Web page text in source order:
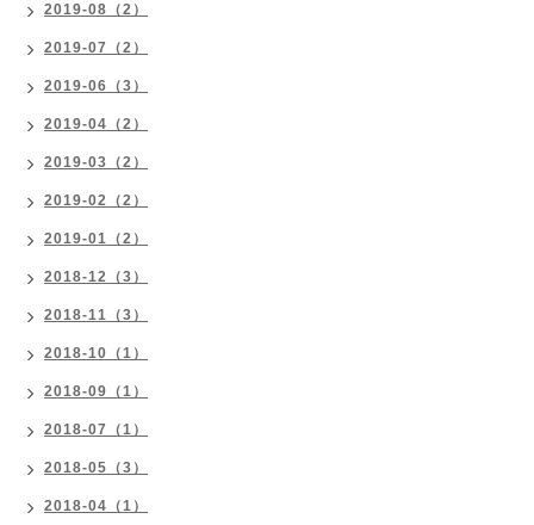
2019-08（2）
2019-07（2）
2019-06（3）
2019-04（2）
2019-03（2）
2019-02（2）
2019-01（2）
2018-12（3）
2018-11（3）
2018-10（1）
2018-09（1）
2018-07（1）
2018-05（3）
2018-04（1）